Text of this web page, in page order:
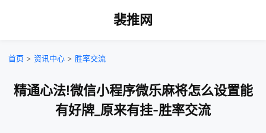
裴推网
首页 > 资讯中心 > 胜率交流
精通心法!微信小程序微乐麻将怎么设置能
有好牌_原来有挂-胜率交流